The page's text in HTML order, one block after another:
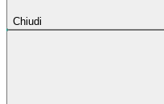
Chiudi